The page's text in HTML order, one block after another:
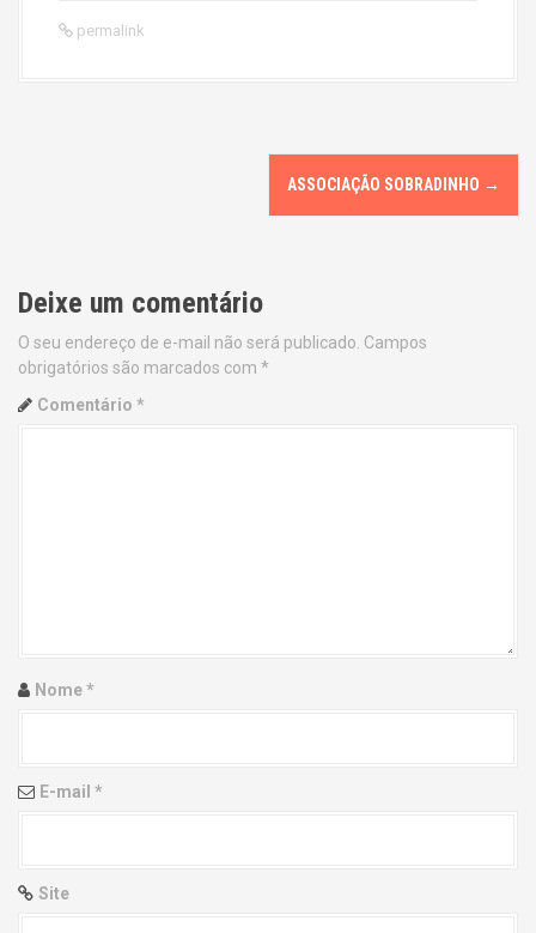
permalink
t
n
a
i
n
ASSOCIAÇÃO SOBRADINHO →
Deixe um comentário
O seu endereço de e-mail não será publicado. Campos
obrigatórios são marcados com *
Comentário *
Nome*
E-mail *
Site